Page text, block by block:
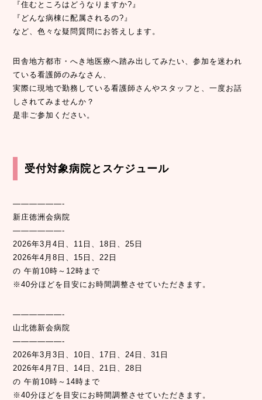
『住むところはどうなりますか?』
『どんな病棟に配属されるの?』
など、色々な疑問質問にお答えします。
田舎地方都市・へき地医療へ踏み出してみたい、参加を迷われ
ている看護師のみなさん、
実際に現地で勤務している看護師さんやスタッフと、一度お話
しされてみませんか？
是非ご参加ください。
受付対象病院とスケジュール
——————-
新庄徳洲会病院
——————-
2026年3月4日、11日、18日、25日
2026年4月8日、15日、22日
の 午前10時～12時まで
※40分ほどを目安にお時間調整させていただきます。
——————-
山北徳新会病院
——————-
2026年3月3日、10日、17日、24日、31日
2026年4月7日、14日、21日、28日
の 午前10時～14時まで
※40分ほどを目安にお時間調整させていただきます。